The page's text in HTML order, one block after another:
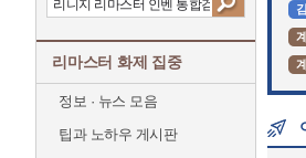
리마스터 화제 집중
정보 · 뉴스 모음
팁과 노하우 게시판